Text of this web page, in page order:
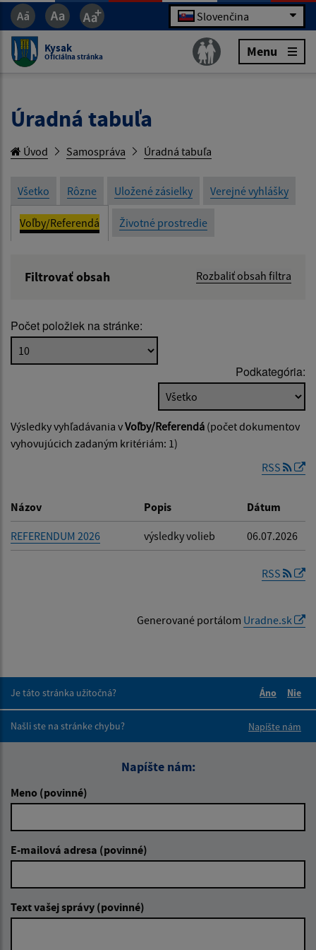
Slovenčina
Kysak
Oficiálna stránka Menu
Úradná tabuľa
Úvod Samospráva Úradná tabuľa
Všetko Rôzne Uložené zásielky Verejné vyhlášky
Voľby/Referendá Životné prostredie
Filtrovať obsah Rozbaliť obsah filtra
Popis:
Dátum zverejnenia do:
Počet položiek na stránke:
Podkategória:
Výsledky vyhľadávania vVoľby/Referendá (počet dokumentov
vyhovujúcich zadaným kritériám: 1)
RSS
Názov Popis Dátum
REFERENDUM 2026 výsledky volieb 06.07.2026
RSS
Generované portálom Uradne.sk
Je táto stránka užitočná?
Áno
Nie
Našli ste na stránke chybu?
Napíšte nám
Napíšte nám:
Meno (povinné)
E-mailová adresa (povinné)
Text vašej správy (povinné)